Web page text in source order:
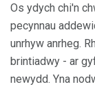
Os ydych chi'n
pecynnau
unrhyw anrheg.
brintiadwy - ar
newydd. Yna